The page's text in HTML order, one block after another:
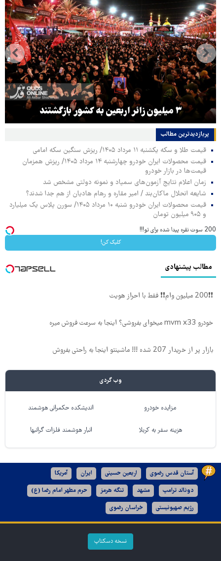
۳ میلیون زائر اربعین به کشور بازگشتند
پربازدیدترین‌ مطالب
قیمت طلا و سکه یکشنبه ۱۱ مرداد ۱۴۰۵/ ریزش سنگین سکه امامی
قیمت محصولات ایران خودرو چهارشنبه ۱۴ مرداد ۱۴۰۵/ ریزش همزمان
قیمت‌ها در بازار خودرو
زمان اعلام نتایج آزمون‌های سمپاد و نمونه دولتی مشخص شد
شایعه انحلال ماکان‌بند / امیر مقاره و رهام هادیان از هم جدا شدند؟
قیمت محصولات ایران خودرو شنبه ۱۰ مرداد ۱۴۰۵/ سورن پلاس یک میلیارد
و ۹۰۵ میلیون تومان
200 سوت نقره پیدا شده برای تو!!!
کلیک کن!
مطالب پیشنهادی
❗❗200 میلیون وام❗❗ فقط با احراز هویت
خودرو mvm x33 میخوای بفروشی؟ اینجا به سرعت فروش میره
بازار پر از خریدار 207 شده !!! ماشینتو اینجا به راحتی بفروش
وب گردی
مزایده خودرو اندیشکده حکمرانی هوشمند
هزینه سفر به کربلا انبار هوشمند فلزات گرانبها
آستان قدس رضوی اربعین حسینی ایران آمریکا
دونالد ترامپ مشهد تنگه هرمز حرم مطهر امام رضا (ع)
رژیم صهیونیستی خراسان رضوی
نسخه دسکتاپ